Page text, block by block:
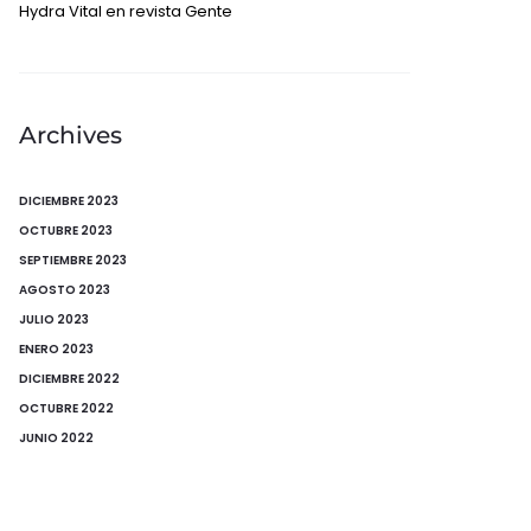
Hydra Vital en revista Gente
Archives
DICIEMBRE 2023
OCTUBRE 2023
SEPTIEMBRE 2023
AGOSTO 2023
JULIO 2023
ENERO 2023
DICIEMBRE 2022
OCTUBRE 2022
JUNIO 2022